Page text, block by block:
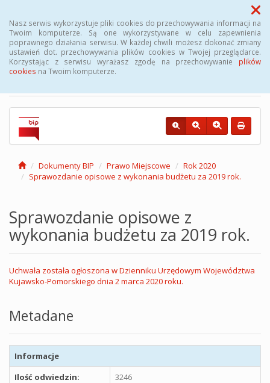
Nasz serwis wykorzystuje pliki cookies do przechowywania informacji na
Twoim komputerze. Są one wykorzystywane w celu zapewnienia
poprawnego działania serwisu. W każdej chwili możesz dokonać zmiany
ustawień dot. przechowywania plików cookies w Twojej przeglądarce.
Korzystając z serwisu wyrażasz zgodę na przechowywanie plików
cookies na Twoim komputerze.
Menu
Biuletyn Informacji
Publicznej Gminy Kęsowo
Dokumenty BIP Prawo Miejscowe
Rok 2020
Sprawozdanie opisowe z wykonania budżetu za 2019 rok.
Sprawozdanie opisowe z
wykonania budżetu za 2019 rok.
Uchwała została ogłoszona w Dzienniku Urzędowym Województwa
Kujawsko-Pomorskiego dnia 2 marca 2020 roku.
Metadane
Informacje
Ilość odwiedzin:
3246